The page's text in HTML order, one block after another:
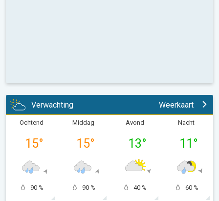
Verwachting Weerkaart
Ochtend
15°
90 %
Middag
15°
90 %
Avond
13°
40 %
Nacht
11 °
60 %